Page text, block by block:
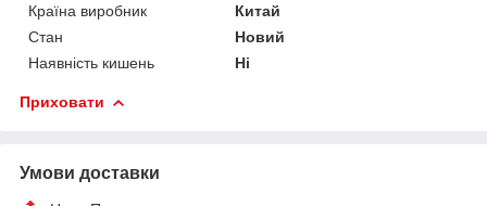
Країна виробник
Китай
Стан
Новий
Наявність кишень
Ні
Приховати
Умови доставки